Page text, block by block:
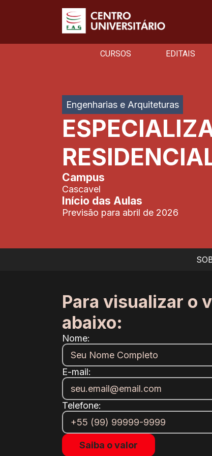
CURSOS EDITAIS
Engenharias e Arquiteturas
Campus
Cascavel
Início das Aulas
Previsão para abril de 2026
Para visualizar o
abaixo:
Nome:
E-mail:
Telefone: